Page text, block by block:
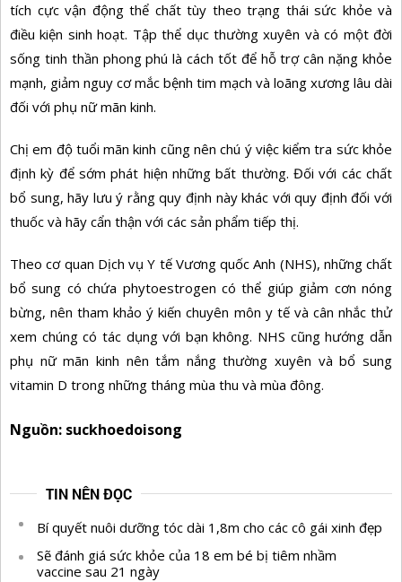
tích cực vận động thể chất tùy theo trạng thái sức khỏe và
điều kiện sinh hoạt. Tập thể dục thường xuyên và có một đời
sống tinh thần phong phú là cách tốt để hỗ trợ cân nặng khỏe
mạnh, giảm nguy cơ mắc bệnh tim mạch và loãng xương lâu dài
đối với phụ nữ mãn kinh.
Chị em độ tuổi mãn kinh cũng nên chú ý việc kiểm tra sức khỏe
định kỳ để sớm phát hiện những bất thường. Đối với các chất
bổ sung, hãy lưu ý rằng quy định này khác với quy định đối với
thuốc và hãy cẩn thận với các sản phẩm tiếp thị.
Theo cơ quan Dịch vụ Y tế Vương quốc Anh (NHS), những chất
bổ sung có chứa phytoestrogen có thể giúp giảm cơn nóng
bừng, nên tham khảo ý kiến chuyên môn y tế và cân nhắc thử
xem chúng có tác dụng với bạn không. NHS cũng hướng dẫn
phụ nữ mãn kinh nên tắm nắng thường xuyên và bổ sung
vitamin D trong những tháng mùa thu và mùa đông.
Nguồn: suckhoedoisong
TIN NÊN ĐỌC
Bí quyết nuôi dưỡng tóc dài 1,8m cho các cô gái xinh đẹp
Sẽ đánh giá sức khỏe của 18 em bé bị tiêm nhầm
vaccine sau 21 ngày